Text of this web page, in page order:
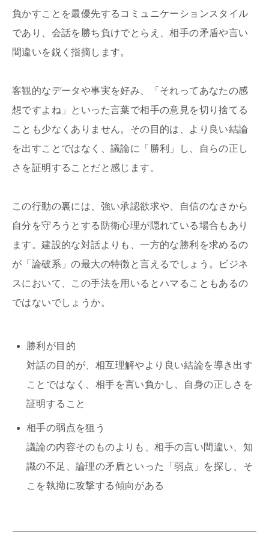
負かすことを最優先するコミュニケーションスタイル
であり、会話を勝ち負けでとらえ、相手の矛盾や言い
間違いを鋭く指摘します。
客観的なデータや事実を好み、「それってあなたの感
想ですよね」といった言葉で相手の意見を切り捨てる
ことも少なくありません。その目的は、より良い結論
を出すことではなく、議論に「勝利」し、自らの正し
さを証明することだと感じます。
この行動の裏には、強い承認欲求や、自信のなさから
自分を守ろうとする防衛心理が隠れている場合もあり
ます。建設的な対話よりも、一方的な勝利を求めるの
が「論破系」の最大の特徴と言えるでしょう。ビジネ
スにおいて、この手法を用いるとハマることもあるの
ではないでしょうか。
勝利が目的
対話の目的が、相互理解やより良い結論を導き出す
ことではなく、相手を言い負かし、自身の正しさを
証明すること
相手の弱点を狙う
議論の内容そのものよりも、相手の言い間違い、知
識の不足、論理の矛盾といった「弱点」を探し、そ
こを執拗に攻撃する傾向がある